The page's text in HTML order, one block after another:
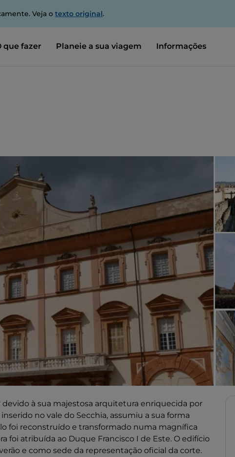
Veja o texto original.
que fazer Planeie a sua viagem Informações
à sua majestosa arquitetura enriquecida por
no vale do Secchia, assumiu a sua forma
foi reconstruído e transformado numa magnífica
foi atribuída ao Duque Francisco I de Este. O edifício
e como sede da representação oficial da corte.